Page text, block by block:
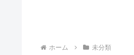
ホーム 未分類